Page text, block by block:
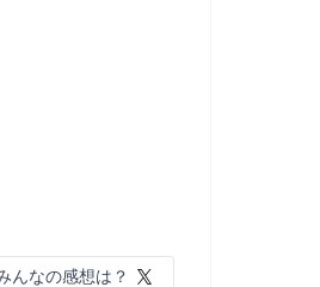
んなの感想は？